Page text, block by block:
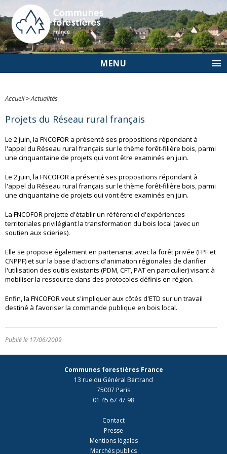
MENU
Accueil>Actualités
Projets du Réseau rural français
Le 2 juin, la FNCOFOR a présenté ses propositions répondant à
l'appel du Réseau rural français sur le thème forêt-filière bois, parmi
une cinquantaine de projets qui vont être examinés en juin.
Le 2 juin, la FNCOFOR a présenté ses propositions répondant à
l'appel du Réseau rural français sur le thème forêt-filière bois, parmi
une cinquantaine de projets qui vont être examinés en juin.
La FNCOFOR projette d'établir un référentiel d'expériences
territoriales privilégiant la transformation du bois local (avec un
soutien aux scieries).
Elle se propose également en partenariat avec la forêt privée (FPF et
CNPPF) et sur la base d'actions d'animation régionales de clarifier
l'utilisation des outils existants (PDM, CFT, PAT en particulier) visant à
mobiliser la ressource dans des protocoles définis en région.
Enfin, la FNCOFOR veut s'impliquer aux côtés d'ETD sur un travail
destiné à favoriser la commande publique en bois local.
Publié le 17/06/2009
Communes forestières France
13 rue du Général Bertrand
75007 Paris
01 45 67 47 98
Contact
Presse
Mentions légales
Marchés publics